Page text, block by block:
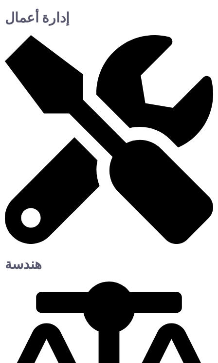
إدارة أعمال
هندسة